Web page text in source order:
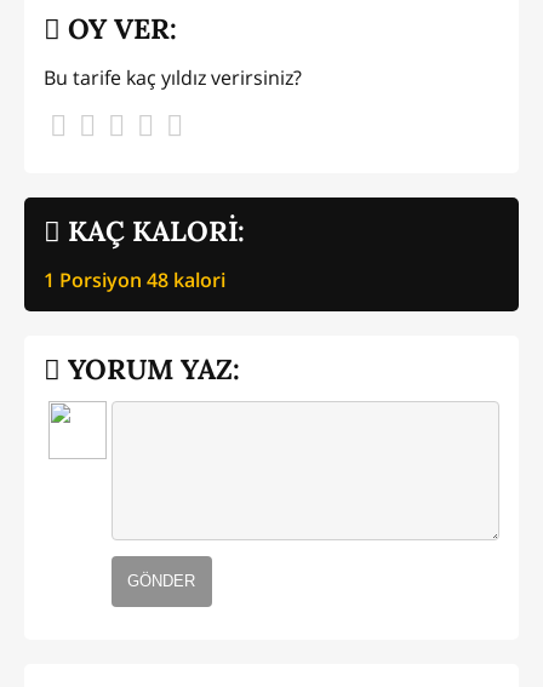
KAÇ KALORİ:
1 Porsiyon 48 kalori
OY VER:
Bu tarife kaç yıldız verirsiniz?
YORUM YAZ:
GÖNDER